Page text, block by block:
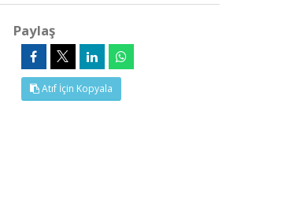
Paylaş
Atıf İçin Kopyala